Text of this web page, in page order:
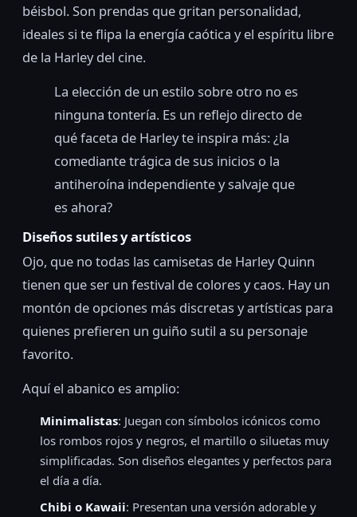
béisbol. Son prendas que gritan personalidad,
ideales si te flipa la energía caótica y el espíritu libre
de la Harley del cine.
La elección de un estilo sobre otro no es
ninguna tontería. Es un reflejo directo de
qué faceta de Harley te inspira más: ¿la
comediante trágica de sus inicios o la
antiheroína independiente y salvaje que
es ahora?
Diseños sutiles y artísticos
Ojo, que no todas las camisetas de Harley Quinn
tienen que ser un festival de colores y caos. Hay un
montón de opciones más discretas y artísticas para
quienes prefieren un guiño sutil a su personaje
favorito.
Aquí el abanico es amplio:
Minimalistas: Juegan con símbolos icónicos como
los rombos rojos y negros, el martillo o siluetas muy
simplificadas. Son diseños elegantes y perfectos para
el día a día.
Chibi o Kawaii: Presentan una versión adorable y